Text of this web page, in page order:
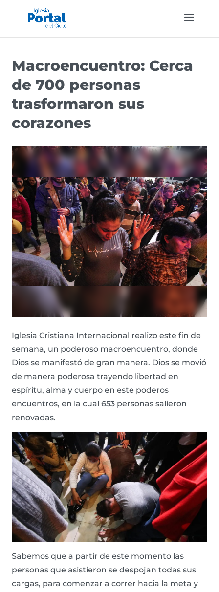
Macroencuentro: Cerca
de 700 personas
trasformaron sus
corazones
Iglesia Cristiana Internacional realizo este fin de
semana, un poderoso macroencuentro, donde
Dios se manifestó de gran manera. Dios se movió
de manera poderosa trayendo libertad en
espíritu, alma y cuerpo en este poderos
encuentros, en la cual 653 personas salieron
renovadas.
Sabemos que a partir de este momento las
personas que asistieron se despojan todas sus
cargas, para comenzar a correr hacia la meta y